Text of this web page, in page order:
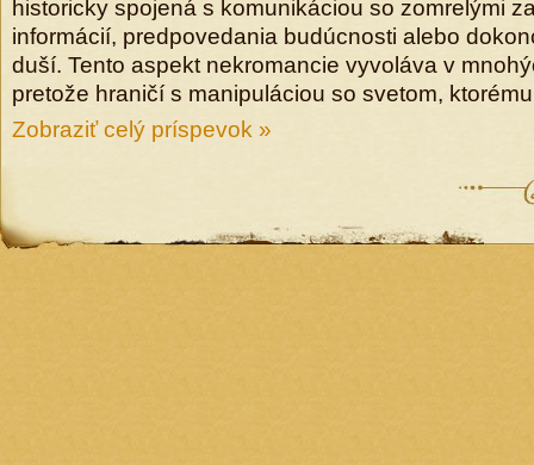
historicky spojená s komunikáciou so zomrelými
informácií, predpovedania budúcnosti alebo
duší. Tento aspekt nekromancie vyvoláva v
pretože hraničí s manipuláciou so svetom,
Zobraziť celý príspevok »